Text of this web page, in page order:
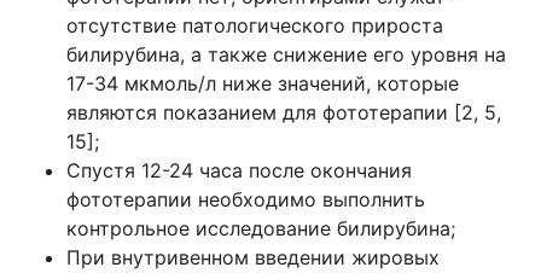
отсутствие патологического прироста
билирубина, а также снижение его уровня на
17-34 мкмоль/л ниже значений, которые
являются показанием для фототерапии [2, 5,
15];
Спустя 12-24 часа после окончания
фототерапии необходимо выполнить
контрольное исследование билирубина;
При внутривенном введении жировых